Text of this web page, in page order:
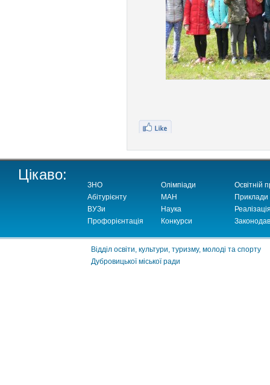
Цікаво:
ЗНО
Абітурієнту
ВУЗи
Профорієнтація
Олімпіади
МАН
Наука
Конкурси
Освітній
Приклади
Відділ освіти, культури, туризму, молоді та спорту
Дубровицької міської ради